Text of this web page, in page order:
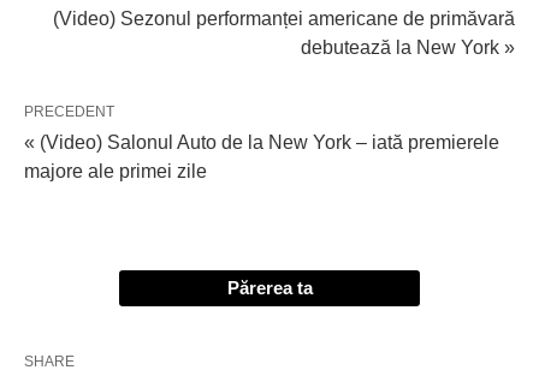
(Video) Sezonul performanței americane de primăvară
debutează la New York »
PRECEDENT
« (Video) Salonul Auto de la New York – iată premierele
majore ale primei zile
Părerea ta
SHARE